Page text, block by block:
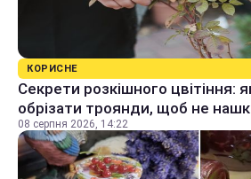
КОРИСНЕ
Секрети розкішного цвітіння:
обрізати троянди, щоб не
08 серпня 2026, 14:22